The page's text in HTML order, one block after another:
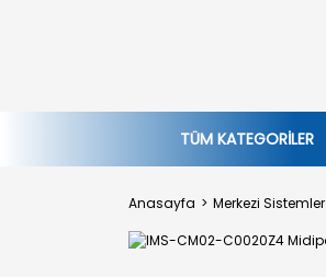
TÜM KATEGORİLER
Anasayfa Merkezi Sistemler